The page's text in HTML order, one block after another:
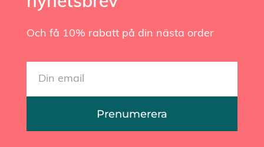
Och få 10% rabatt på din nästa order
Prenumerera